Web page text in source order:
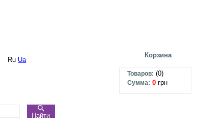
Ru Ua
Найти
Корзина
Товаров: (0)
Сумма: 0 грн